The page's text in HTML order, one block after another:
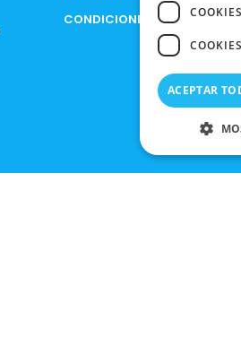
CONDICIONES DE COMPRA
ACEPTAR